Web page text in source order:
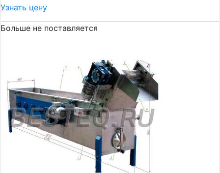
Узнать цену
Больше не поставляется